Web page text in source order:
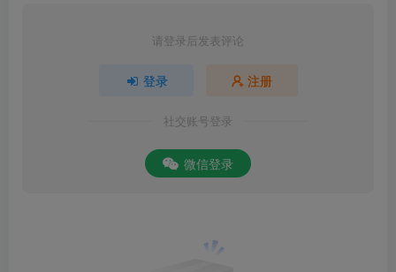
请登录后发表评论
登录 注册
社交账号登录
微信登录